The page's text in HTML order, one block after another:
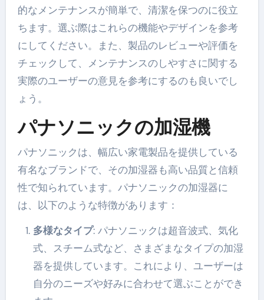
的なメンテナンスが簡単で、清潔を保つのに役立
ちます。選ぶ際はこれらの機能やデザインを参考
にしてください。また、製品のレビューや評価を
チェックして、メンテナンスのしやすさに関する
実際のユーザーの意見を参考にするのも良いでし
ょう。
パナソニックの加湿機
パナソニックは、幅広い家電製品を提供している
有名なブランドで、その加湿器も高い品質と信頼
性で知られています。パナソニックの加湿器に
は、以下のような特徴があります：
多様なタイプ: パナソニックは超音波式、気化
式、スチーム式など、さまざまなタイプの加湿
器を提供しています。これにより、ユーザーは
自分のニーズや好みに合わせて選ぶことができ